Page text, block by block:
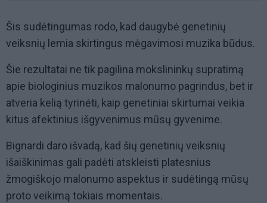
Šis sudėtingumas rodo, kad daugybė genetinių
veiksnių lemia skirtingus mėgavimosi muzika būdus.
Šie rezultatai ne tik pagilina mokslininkų supratimą
apie biologinius muzikos malonumo pagrindus, bet ir
atveria kelią tyrinėti, kaip genetiniai skirtumai veikia
kitus afektinius išgyvenimus mūsų gyvenime.
Bignardi daro išvadą, kad šių genetinių veiksnių
išaiškinimas gali padėti atskleisti platesnius
žmogiškojo malonumo aspektus ir sudėtingą mūsų
proto veikimą tokiais momentais.